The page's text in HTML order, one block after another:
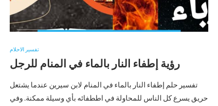
تفسير الاحلام
رؤية إطفاء النار بالماء في المنام للرجل
تفسير حلم إطفاء النار بالماء في المنام لابن سيرين عندما يشتعل
حريق يسرع كل الناس للمحاولة في اططفائه بأي وسيلة ممكنة. وفي